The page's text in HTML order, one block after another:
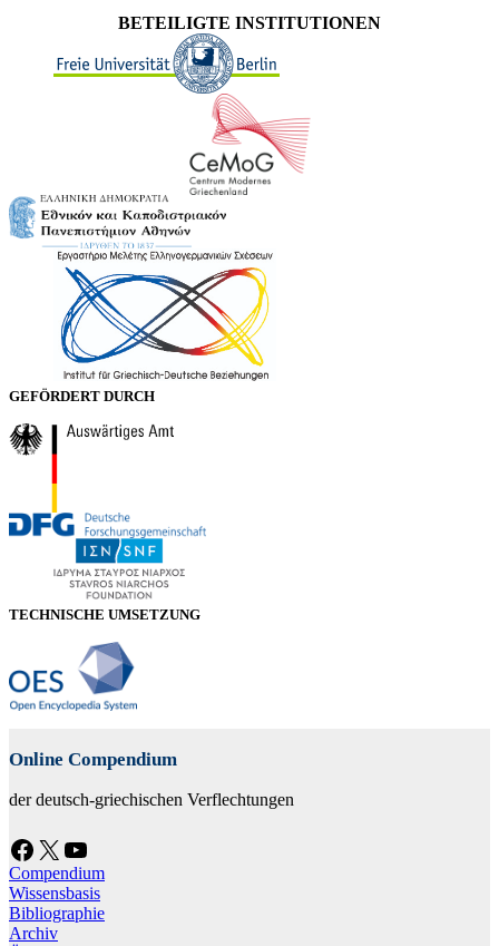
BETEILIGTE INSTITUTIONEN
GEFÖRDERT DURCH
TECHNISCHE UMSETZUNG
Online Compendium
der deutsch-griechischen Verflechtungen
Facebook X YouTube
Compendium
Wissensbasis
Bibliographie
Archiv